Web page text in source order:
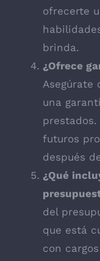
ofrecerte
brinda.
¿Ofrece
Asegúrate
una
futuros
después
¿Qué
del
que está
con